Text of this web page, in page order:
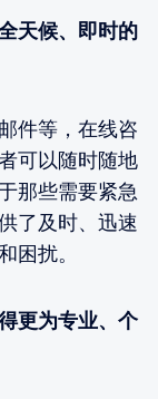
天候、即时的
件等，在线咨
可以随时随地
那些需要紧急
了及时、迅速
困扰。
更为专业、个